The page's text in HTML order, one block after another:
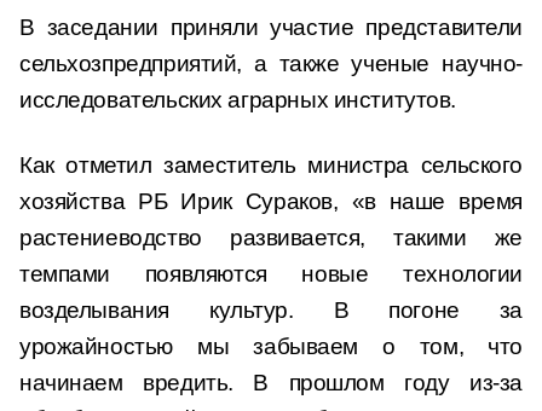
В заседании приняли участие представители
сельхозпредприятий, а также ученые научно-
исследовательских аграрных институтов.
Как отметил заместитель министра сельского
хозяйства РБ Ирик Сураков, «в наше время
растениеводство развивается, такими же
темпами появляются новые технологии
возделывания культур. В погоне за
урожайностью мы забываем о том, что
начинаем вредить. В прошлом году из-за